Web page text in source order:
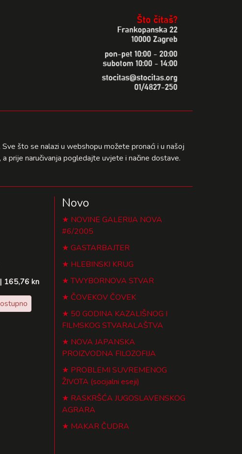
što se nalazi u webshopu možete pronaći i u našoj
prije naručivanja pogledajte uvjete i načine dostave.
165,76 kn
Novo
NOVINE GALERIJA NOVA
#6/2005
GASTARBAJTER
HLEBINSKI KRUG
TWYBORNOVA STVAR
ČOVEKOV ČOVEK
50 GODINA KAZALIŠNOG I
FILMSKOG STVARALAŠTVA
NOVA JAPANSKA
PROIZVODNA FILOZOFIJA
PROBLEMI SUVREMENOG
ŽIVOTA (socijalni eseji)
RASKRŠĆA JUGOSLAVENSKOG
AGRARA
MAKAR ČUDRA